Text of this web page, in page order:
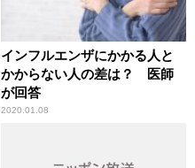
インフルエンザにかかる人と
かからない人の差は？ 医師
が回答
2020.01.08